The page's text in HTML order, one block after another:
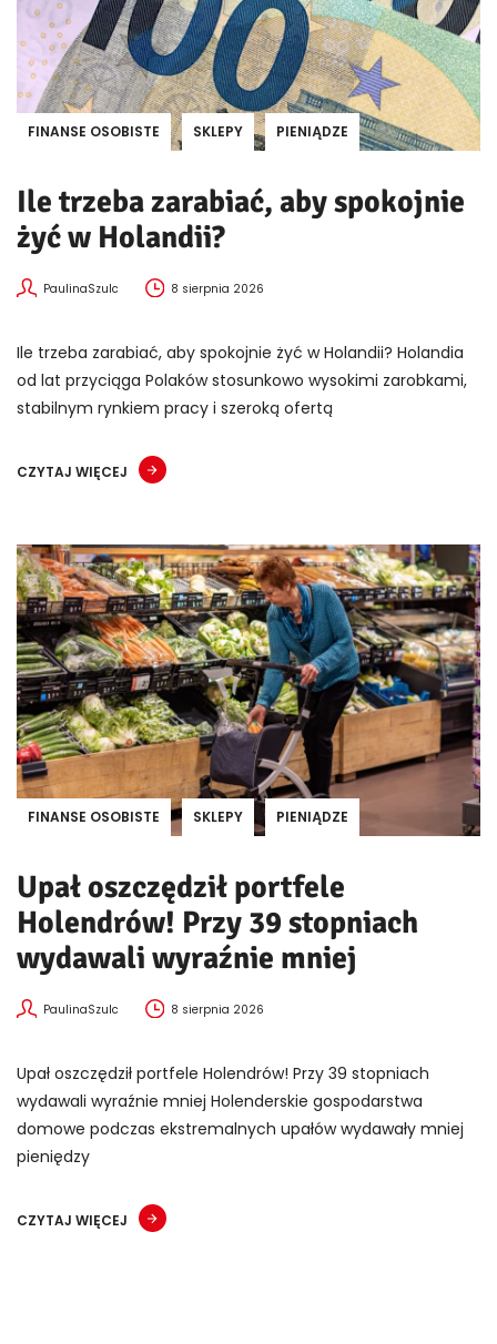
FINANSE OSOBISTE SKLEPY PIENIĄDZE
Ile trzeba zarabiać, aby spokojnie
żyć w Holandii?
PaulinaSzulc 8 sierpnia 2026
Ile trzeba zarabiać, aby spokojnie żyć w Holandii? Holandia
od lat przyciąga Polaków stosunkowo wysokimi zarobkami,
stabilnym rynkiem pracy i szeroką ofertą
CZYTAJ WIĘCEJ
FINANSE OSOBISTE SKLEPY PIENIĄDZE
Upał oszczędził portfele
Holendrów! Przy 39 stopniach
wydawali wyraźnie mniej
PaulinaSzulc 8 sierpnia 2026
Upał oszczędził portfele Holendrów! Przy 39 stopniach
wydawali wyraźnie mniej Holenderskie gospodarstwa
domowe podczas ekstremalnych upałów wydawały mniej
pieniędzy
CZYTAJ WIĘCEJ